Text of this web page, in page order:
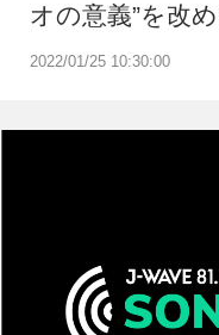
2022/01/25 10:30:00
オの意義”を改